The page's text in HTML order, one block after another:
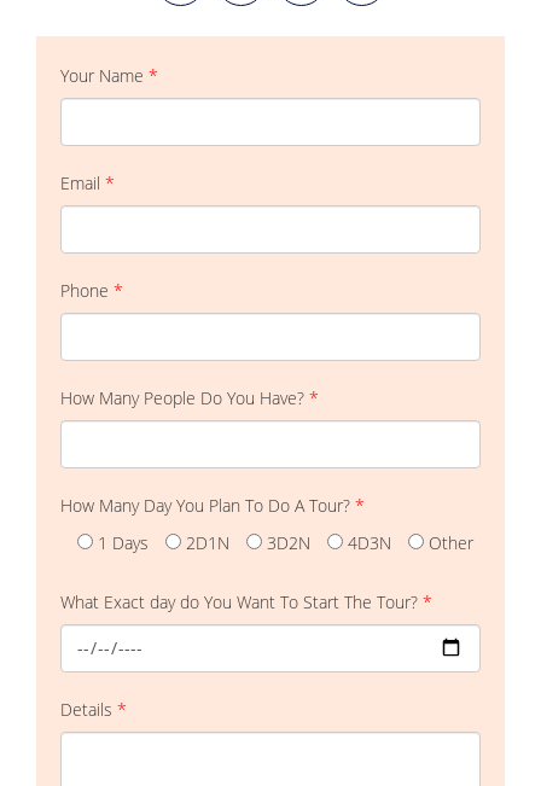
Your Name *
Email *
Phone *
How Many People Do You Have? *
How Many Day You Plan To Do A Tour? *
1 Days
2D1N 3D2N 4D3N Other
What Exact day do You Want To Start The Tour? *
Details *